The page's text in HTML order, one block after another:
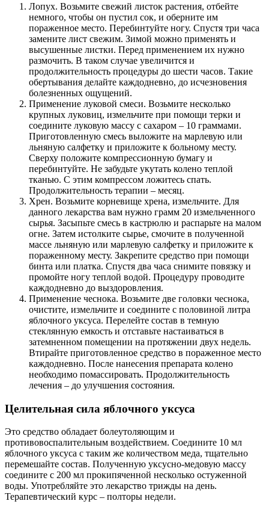
Лопух. Возьмите свежий листок растения, отбейте
немного, чтобы он пустил сок, и оберните им
пораженное место. Перебинтуйте ногу. Спустя три часа
замените лист свежим. Зимой можно применять и
высушенные листки. Перед применением их нужно
размочить. В таком случае увеличится и
продолжительность процедуры до шести часов. Такие
обертывания делайте каждодневно, до исчезновения
болезненных ощущений.
Применение луковой смеси. Возьмите несколько
крупных луковиц, измельчите при помощи терки и
соедините луковую массу с сахаром – 10 граммами.
Приготовленную смесь выложите на марлевую или
льняную салфетку и приложите к больному месту.
Сверху положите компрессионную бумагу и
перебинтуйте. Не забудьте укутать колено теплой
тканью. С этим компрессом ложитесь спать.
Продолжительность терапии – месяц.
Хрен. Возьмите корневище хрена, измельчите. Для
данного лекарства вам нужно грамм 20 измельченного
сырья. Засыпьте смесь в кастрюлю и распарьте на малом
огне. Затем истолките сырье, смочите в полученной
массе льняную или марлевую салфетку и приложите к
пораженному месту. Закрепите средство при помощи
бинта или платка. Спустя два часа снимите повязку и
промойте ногу теплой водой. Процедуру проводите
каждодневно до выздоровления.
Применение чеснока. Возьмите две головки чеснока,
очистите, измельчите и соедините с половиной литра
яблочного уксуса. Перелейте состав в темную
стеклянную емкость и отставьте настаиваться в
затемненном помещении на протяжении двух недель.
Втирайте приготовленное средство в пораженное место
каждодневно. После нанесения препарата колено
необходимо помассировать. Продолжительность
лечения – до улучшения состояния.
Целительная сила яблочного уксуса
Это средство обладает болеутоляющим и
противовоспалительным воздействием. Соедините 10 мл
яблочного уксуса с таким же количеством меда, тщательно
перемешайте состав. Полученную уксусно-медовую массу
соедините с 200 мл прокипяченной несколько остуженной
воды. Употребляйте это лекарство трижды на день.
Терапевтический курс – полторы недели.